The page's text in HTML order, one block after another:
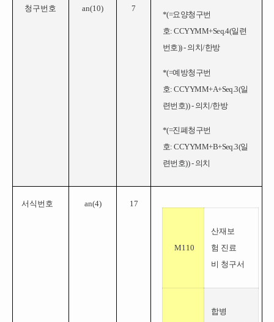
청구번호 an(10) 7
*(=요양청구번
호: CCYYMM+Seq.4(일련
번호)) - 의치/한방
*(=예방청구번
호: CCYYMM+A+Seq.3(일
련번호)) - 의치/한방
*(=진폐청구번
호: CCYYMM+B+Seq.3(일
련번호)) - 의치
서식번호 an(4) 17
M110
산재보
험 진료
비 청구서
합병